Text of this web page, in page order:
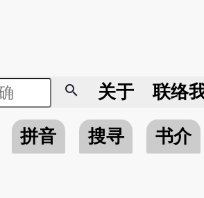
search 关于 联络
拼音 搜寻
书介